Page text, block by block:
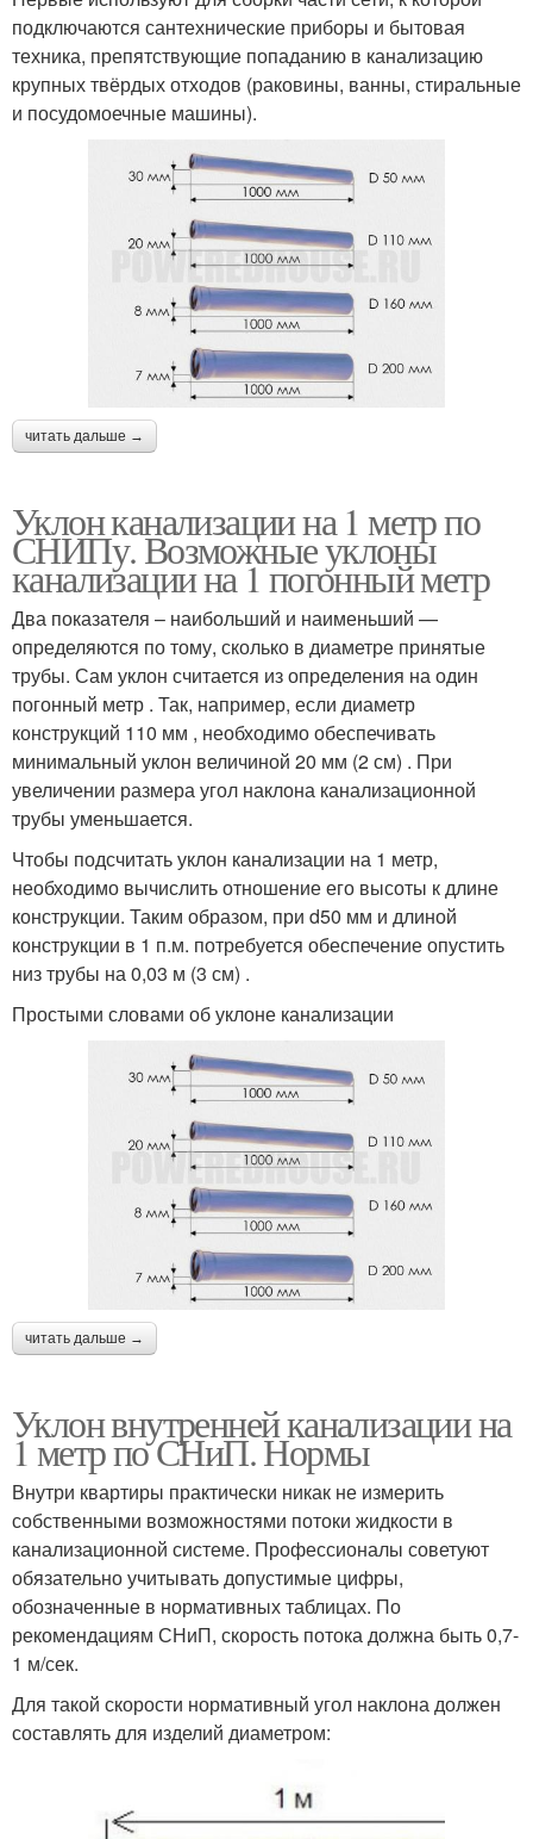
подключаются сантехнические приборы и бытовая
техника, препятствующие попаданию в канализацию
крупных твёрдых отходов (раковины, ванны, стиральные
и посудомоечные машины).
читать дальше →
Уклон канализации на 1 метр по
СНИПу. Возможные уклоны
канализации на 1 погонный метр
Два показателя – наибольший и наименьший —
определяются по тому, сколько в диаметре принятые
трубы. Сам уклон считается из определения на один
погонный метр . Так, например, если диаметр
конструкций 110 мм , необходимо обеспечивать
минимальный уклон величиной 20 мм (2 см) . При
увеличении размера угол наклона канализационной
трубы уменьшается.
Чтобы подсчитать уклон канализации на 1 метр,
необходимо вычислить отношение его высоты к длине
конструкции. Таким образом, при d50 мм и длиной
конструкции в 1 п.м. потребуется обеспечение опустить
низ трубы на 0,03 м (3 см) .
Простыми словами об уклоне канализации
читать дальше →
Уклон внутренней канализации на
1 метр по СНиП. Нормы
Внутри квартиры практически никак не измерить
собственными возможностями потоки жидкости в
канализационной системе. Профессионалы советуют
обязательно учитывать допустимые цифры,
обозначенные в нормативных таблицах. По
рекомендациям СНиП, скорость потока должна быть 0,7-
1 м/сек.
Для такой скорости нормативный угол наклона должен
составлять для изделий диаметром: